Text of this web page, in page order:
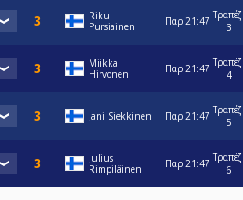
Riku
Pursiainen
Παρ 21:47
3
Miikka
Hirvonen
Παρ 21:47
4
Jani Siekkinen Παρ 21:47
5
Julius
Rimpiläinen
Παρ 21:47
6